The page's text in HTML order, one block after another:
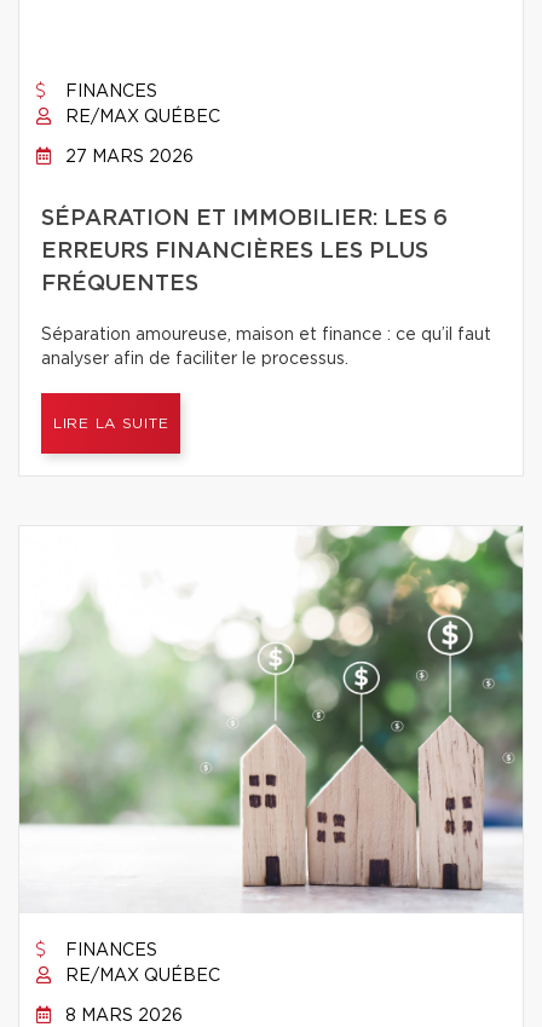
FINANCES
RE/MAX QUÉBEC
27 MARS 2026
SÉPARATION ET IMMOBILIER: LES 6
ERREURS FINANCIÈRES LES PLUS
FRÉQUENTES
Séparation amoureuse, maison et finance : ce qu’il faut
analyser afin de faciliter le processus.
LIRE LA SUITE
FINANCES
RE/MAX QUÉBEC
8 MARS 2026